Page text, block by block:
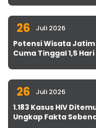
26 Juli 2026
Potensi Wisata
Cuma Tinggal 1,5 Hari
26 Juli 2026
1.183 Kasus HIV
Ungkap Fakta